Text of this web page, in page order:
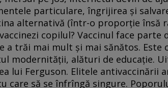
particulare, îngrijirea şi
alternativă (într-o proporţie însă
copilul? Vaccinul face
a trăi mai mult şi mai sănătos. Este
modernităţii, alături de educaţie.
lui Ferguson. Elitele antivaccinării
care să se înfrîngă singure.